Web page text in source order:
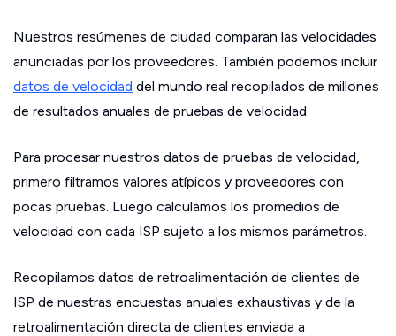
Nuestros resúmenes de ciudad comparan las velocidades
anunciadas por los proveedores. También podemos incluir
datos de velocidad del mundo real recopilados de millones
de resultados anuales de pruebas de velocidad.
Para procesar nuestros datos de pruebas de velocidad,
primero filtramos valores atípicos y proveedores con
pocas pruebas. Luego calculamos los promedios de
velocidad con cada ISP sujeto a los mismos parámetros.
Recopilamos datos de retroalimentación de clientes de
ISP de nuestras encuestas anuales exhaustivas y de la
retroalimentación directa de clientes enviada a